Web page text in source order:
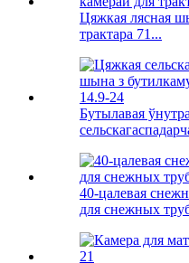
Цяжкая лясная
трактара 71...
Бутылавая
40-цалевая
для снежных